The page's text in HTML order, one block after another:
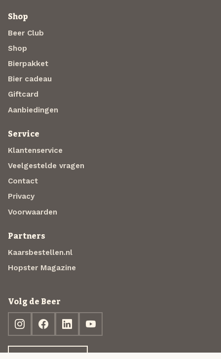
Shop
Beer Club
Shop
Bierpakket
Bier cadeau
Giftcard
Aanbiedingen
Service
Klantenservice
Veelgestelde vragen
Contact
Privacy
Voorwaarden
Partners
Kaarsbestellen.nl
Hopster Magazine
Volg de Beer